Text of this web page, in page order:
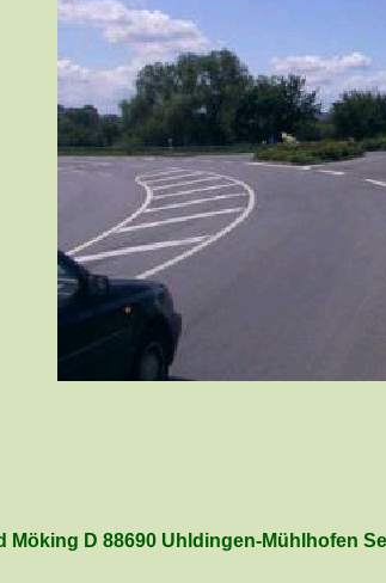
D 88690 Uhldingen-Mühlhofen